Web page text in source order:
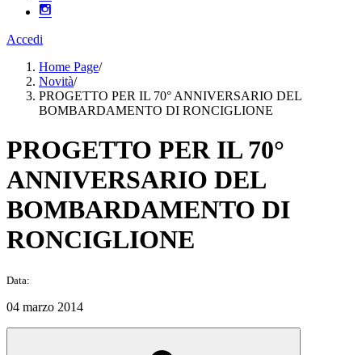
Accedi
Home Page/
Novità/
PROGETTO PER IL 70° ANNIVERSARIO DEL
BOMBARDAMENTO DI RONCIGLIONE
PROGETTO PER IL 70°
ANNIVERSARIO DEL
BOMBARDAMENTO DI
RONCIGLIONE
Data:
04 marzo 2014